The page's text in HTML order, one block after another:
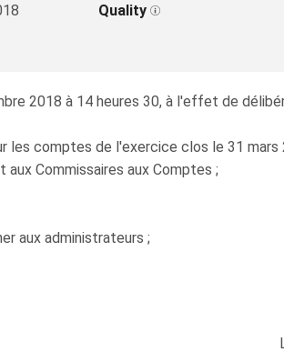
Quality
2018 à 14 heures 30, à l'effet de
les comptes de l'exercice clos le 31 mars
Commissaires aux Comptes ;
aux administrateurs ;